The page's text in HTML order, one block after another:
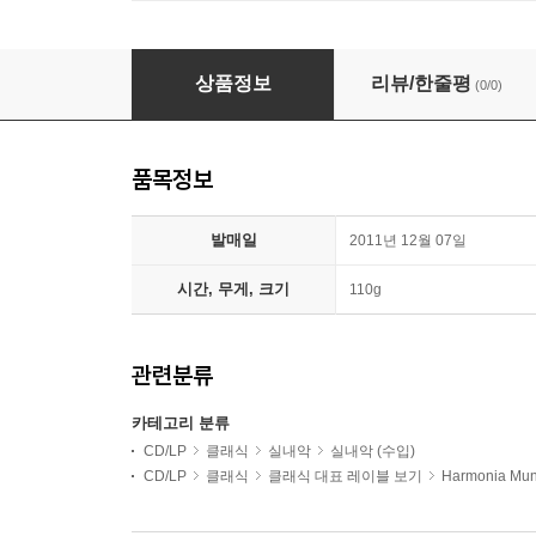
Fretwork 바흐 : 골드베르크 변주곡 [리차드
상품정보 리뷰/한줄평 (0/0)
품목정보
발매일 2011년 12월 07일
시간, 무게, 크기 110g
관련분류
카테고리 분류
CD/LP 클래식 실내악
실내악 (수입)
CD/LP
클래식 클래식 대표 레이블 보기 Harmonia